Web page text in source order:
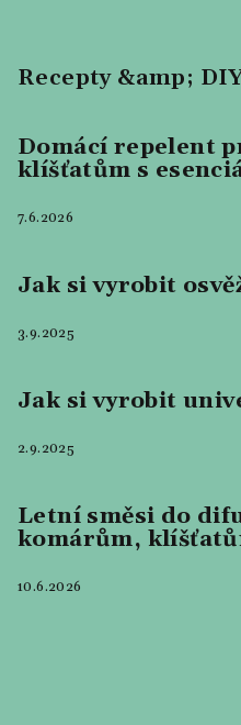
Recepty &amp;
Domácí repelent
klíšťatům s
7.6.2026
Jak si vyrobit
3.9.2025
Jak si vyrobit
2.9.2025
Letní směsi do
komárům,
10.6.2026